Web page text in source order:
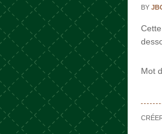
BY
Mot